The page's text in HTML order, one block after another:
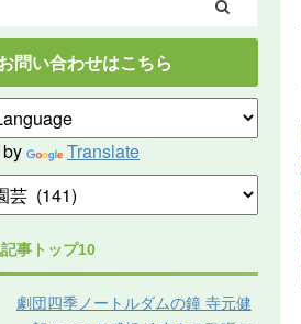
問い合わせはこちら
Translate
事トップ10
劇団四季ノートルダムの鐘 寺元健